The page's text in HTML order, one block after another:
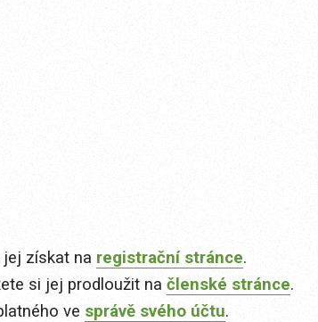
získat na registrační stránce.
si jej prodloužit na členské stránce.
ve správě svého účtu.